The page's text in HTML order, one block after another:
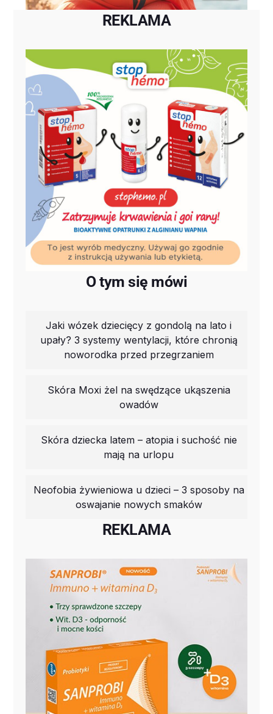
REKLAMA
O tym się mówi
Jaki wózek dziecięcy z gondolą na lato i
upały? 3 systemy wentylacji, które chronią
noworodka przed przegrzaniem
Skóra Moxi żel na swędzące ukąszenia
owadów
Skóra dziecka latem – atopia i suchość nie
mają na urlopu
Neofobia żywieniowa u dzieci – 3 sposoby na
oswajanie nowych smaków
REKLAMA